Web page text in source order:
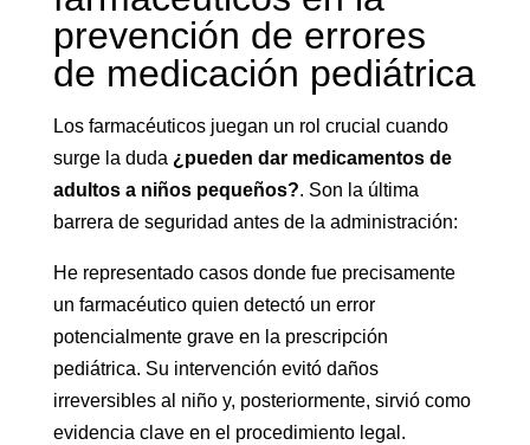
prevención de errores
de medicación pediátrica
Los farmacéuticos juegan un rol crucial cuando
surge la duda ¿pueden dar medicamentos de
adultos a niños pequeños?. Son la última
barrera de seguridad antes de la administración:
He representado casos donde fue precisamente
un farmacéutico quien detectó un error
potencialmente grave en la prescripción
pediátrica. Su intervención evitó daños
irreversibles al niño y, posteriormente, sirvió como
evidencia clave en el procedimiento legal.